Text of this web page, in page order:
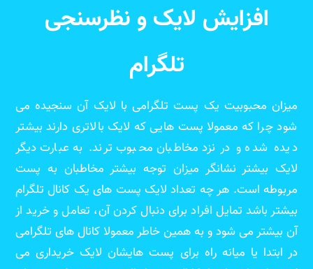
افزایش لایک و نظرسنجی
تلگرام
میزان محبوبیت یک پست تلگرامی با لایک آن سنجیده می
شود چرا که معمولا پست هایی که لایک بالاتری دارند بیشتر
دیده شده و در نزد مخاطبان محبوب ترند. به عبارت دیگر
لایک بیشتر نشانگر میزان توجه بیشتر مخاطبان به پست
مربوطه است. هر چه تعداد لایک پست های یک کانال تلگرام
بیشتر باشد تمایل افراد برای دنبال کردن آن، تعامل و خرید از
آن بیشتر می شود و به همین خاطر معمولا کانال های تلگرامی
در ابتدا یا میانه راه برای پست هایشان لایک خریداری می